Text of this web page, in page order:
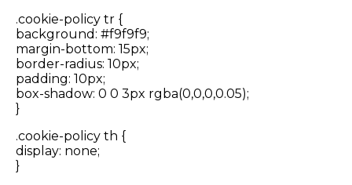
.cookie-policy tr {
background: #f9f9f9;
margin-bottom: 15px;
border-radius: 10px;
padding: 10px;
box-shadow: 0 0 3px rgba(0,0,0,0.05);
}
.cookie-policy th {
display: none;
}